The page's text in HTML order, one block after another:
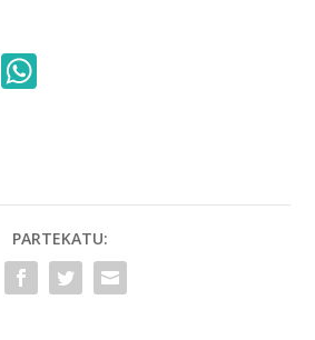
E
A
p
p
PARTEKATU: